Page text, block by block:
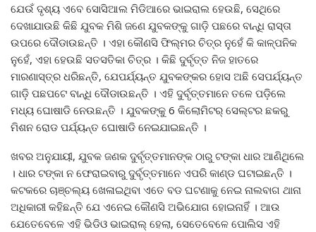
ଯେଉଁ ଦୃଶ୍ୟ ଏବେ ସୋସିଆଲ ମିଡିଆରେ ଭାଇରାଲ ହେଉଛି, ସେଥିରେ
ଦେଖାଯାଉଛି କିଛି ଯୁବକ ମିଶି ଜଣେ ଯୁବକଙ୍କୁ ଗାଡ଼ି ପଛରେ ବାନ୍ଧି ରାସ୍ତା
ଉପରେ ଦୌଡାଉଛନ୍ତି । ଏହା କୌଣସି ଫିଲ୍ମର ଚିତ୍ର ନୁହେଁ କି କାଳ୍ପନିକ
ନୁହେଁ, ଏହା ହେଉଛି ସତସତିକା ଚିତ୍ର । କିଛି ଦୁର୍ବୃତ୍ତ ନିଜ ହାତରେ
ମାରଣାସ୍ତ୍ର ଧରିଛନ୍ତି, ଯେପର୍ଯ୍ୟନ୍ତ ଯୁବକଙ୍କର ହୋସ ଅଛି ସେପର୍ଯ୍ୟନ୍ତ
ଗାଡ଼ି ପଛପଟେ ବାନ୍ଧି ଦୌଡାଉଛନ୍ତି । ଏହି ଦୁର୍ବୃତ୍ତମାନେ ତଳେ ପଡ଼ିଲେ
ମଧ୍ୟ ଘୋଷାଡି ନେଉଛନ୍ତି । ଯୁବକଙ୍କୁ 6 କିଲୋମିଟର୍ ସେଲ୍ଟର ଛକରୁ
ମିଶନ ରୋଡ ପର୍ଯ୍ୟନ୍ତ ଘୋଷାଡି ନେଇଯାଇଛନ୍ତି ।
ଖବର ଅନୁଯାୟୀ, ଯୁବକ ଜଣକ ଦୁର୍ବୃତ୍ତମାନଙ୍କ ଠାରୁ ଟଙ୍କା ଧାର ଆଣିଥିଲେ
। ଧାର ଟଙ୍କା ନ ଫେରାଇବାରୁ ଦୁର୍ବୃତ୍ତମାନେ ଏପରି କାଣ୍ଡ ଘଟାଇଛନ୍ତି ।
କଟକରେ ଚାଞ୍ଚଲ୍ୟ ଖେଳାଇଥିବା ଏତେ ବଡ ଘଟଣାକୁ ନେଇ ନାଲବାଗ ଥାନା
ଅଧିକାରୀ କହିଛନ୍ତି ଯେ ଏନେଇ କୌଣସି ଅଭିଯୋଗ ହୋଇନାହିଁ । ଆଉ
ଯେତେବେଳେ ଏହି ଭିଡିଓ ଭାଇରାଲ୍ ହେଲା, ସେତେବେଳେ ପୋଲିସ ଏହି